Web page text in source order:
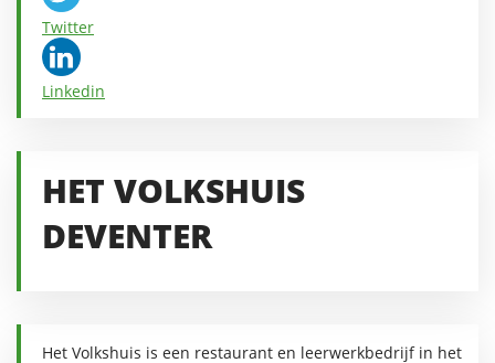
Twitter
Linkedin
HET VOLKSHUIS
DEVENTER
Het Volkshuis is een restaurant en leerwerkbedrijf in het